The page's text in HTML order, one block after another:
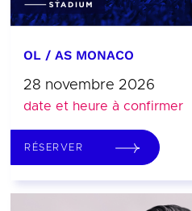
OL / AS MONACO
28 novembre 2026
date et heure à confirmer
RÉSERVER